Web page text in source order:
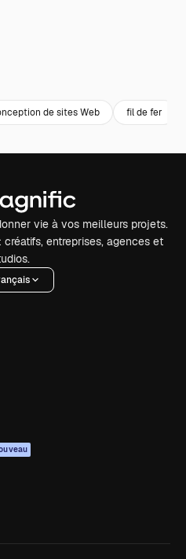
de sites Web fil de fer
vie à vos meilleurs projets.
créatifs, entreprises, agences et